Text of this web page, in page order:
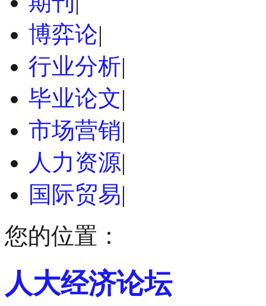
博弈论|
行业分析|
毕业论文|
市场营销|
人力资源|
国际贸易|
您的位置：
人大经济论坛